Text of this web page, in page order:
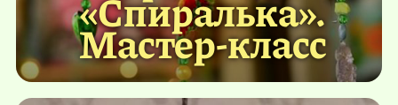
Мастер-класс